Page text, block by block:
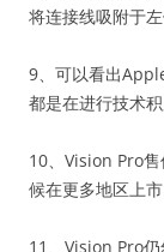
将连接线吸附于
9、可以看出
都是在进行技术积
10、Vision Pro
候在更多地区上市
11、Vision Pro